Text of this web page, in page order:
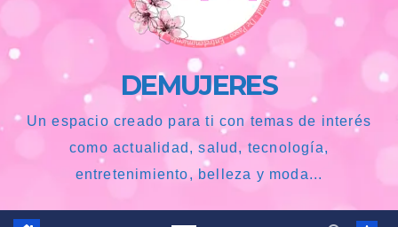
DEMUJERES
Un espacio creado para ti con temas de interés
como actualidad, salud, tecnología,
entretenimiento, belleza y moda...